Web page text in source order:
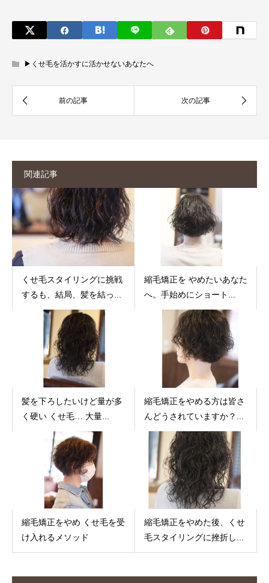
▶︎くせ毛を活かすに活かせないあなたへ
関連記事
くせ毛スタイリングに挑戦
するも、結局、髪を結っ...
縮毛矯正を やめたいあなた
へ。手始めにショート...
髪を下ろしたいけど量が多
く硬い くせ毛… 大量...
縮毛矯正をやめる方は皆さ
んどうされていますか？...
縮毛矯正をやめ くせ毛を受
け入れるメソッド
縮毛矯正をやめた後、くせ
毛スタイリングに挫折し...